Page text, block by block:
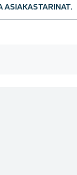
ASIAKASTARINAT.